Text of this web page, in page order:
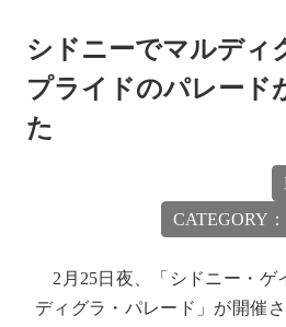
シドニーでマルディ
プライドのパレード
た
CATEGORY：
2月25日夜、「シドニー・ゲ
ディグラ・パレード」が開催